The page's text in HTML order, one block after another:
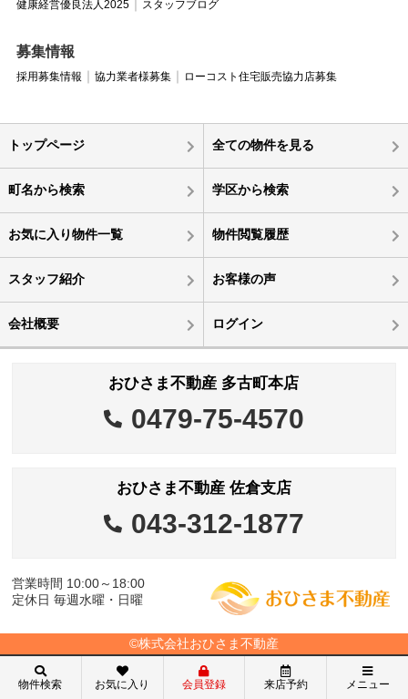
健康経営優良法人2025
スタッフブログ
募集情報
採用募集情報 協力業者様募集 ローコスト住宅販売協力店募集
トップページ 全ての物件を見る
町名から検索 学区から検索
お気に入り物件一覧 物件閲覧履歴
スタッフ紹介 お客様の声
会社概要 ログイン
おひさま不動産 多古町本店
0479-75-4570
おひさま不動産 佐倉支店
043-312-1877
営業時間 10:00～18:00
定休日 毎週水曜・日曜
©株式会社おひさま不動産
物件検索 お気に入り 会員登録 来店予約 メニュー